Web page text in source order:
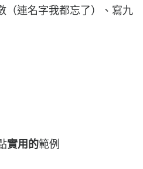
（連名字我都忘了）、寫九
實用的範例